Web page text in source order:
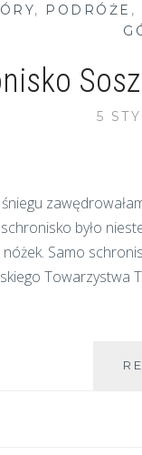
, PODRÓŻE ,
5
było
Samo
Towarzystwa